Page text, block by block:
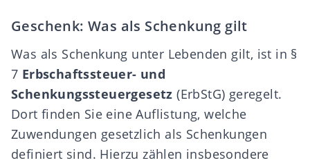
Geschenk: Was als Schenkung gilt
Was als Schenkung unter Lebenden gilt, ist in §
7 Erbschaftssteuer- und
Schenkungssteuergesetz (ErbStG) geregelt.
Dort finden Sie eine Auflistung, welche
Zuwendungen gesetzlich als Schenkungen
definiert sind. Hierzu zählen insbesondere